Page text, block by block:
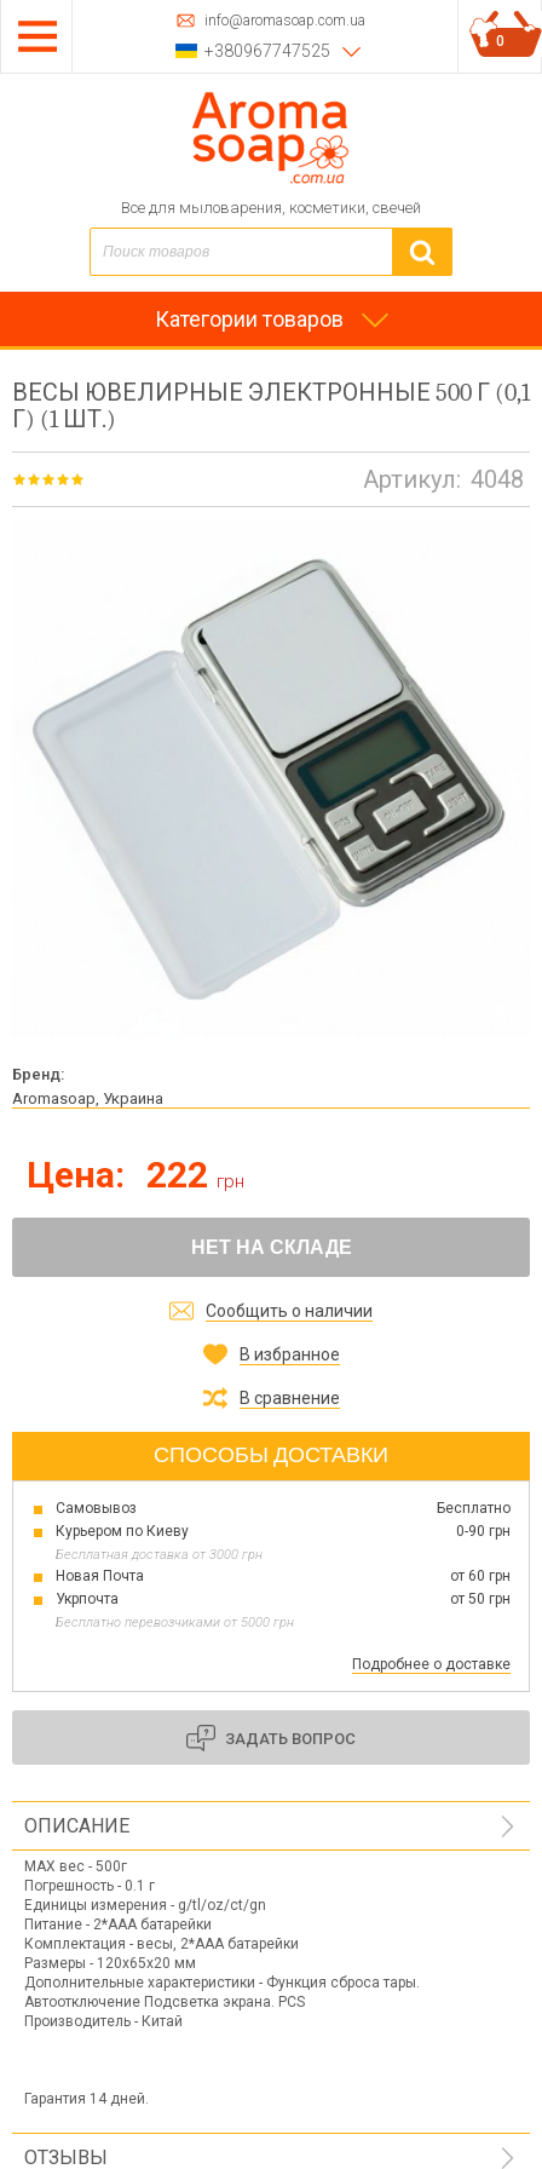
info@aromasoap.com.ua
+380967747525
Все для мыловарения, косметики, свечей
0
Категории товаров
ВЕСЫ ЮВЕЛИРНЫЕ ЭЛЕКТРОННЫЕ 500 Г (0,1
Г) (1 ШТ.)
Артикул: 4048
Бренд:
Aromasoap, Украина
Цена: 222 грн
НЕТ НА СКЛАДЕ
Сообщить о наличии
В избранное
В сравнение
СПОСОБЫ ДОСТАВКИ
Самовывоз
Бесплатно
Курьером по Киеву
0-90 грн
Бесплатная доставка от 3000 грн
Новая Почта
от 60 грн
Укрпочта
от 50 грн
Бесплатно перевозчиками от 5000 грн
Подробнее о доставке
ЗАДАТЬ ВОПРОС
ОПИСАНИЕ
MAX вес - 500г
Погрешность - 0.1 г
Единицы измерения - g/tl/oz/ct/gn
Питание - 2*AAA батарейки
Комплектация - весы, 2*AAA батарейки
Размеры - 120х65х20 мм
Дополнительные характеристики - Функция сброса тары.
Автоотключение Подсветка экрана. PCS
Производитель - Китай
Гарантия 14 дней.
ОТЗЫВЫ